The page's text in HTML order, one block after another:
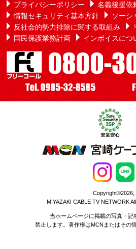
プライバシーポリシー
名義後援依
情報セキュリティ基本方針
ソーシ
反社会的勢力排除に関する取組み
国民保護業務計画
インボイスにつ
Copyright©2026,
MIYAZAKI CABLE TV NETWORK
当ホームページに掲載の写真・記
禁止します。著作権はMCNまたはその